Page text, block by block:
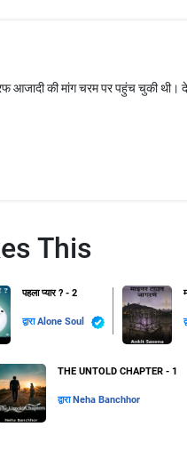
आजादी की मांग चरम पर पहुंच चुकी
This
पहला प्यार ? - 2
द्वाराAlone Soul
THE UNTOLD CHAPTER - 1
द्वारा Neha Banchhor